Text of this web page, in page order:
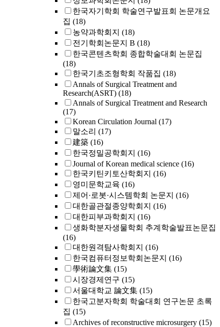
한국자기학회 학술연구발표회 논문개요
집 (18)
농약과학회지 (18)
전기학회논문지 B (18)
한국콘텐츠학회 종합학술대회 논문집
(18)
한국기초조형학회 작품집 (18)
Annals of Surgical Treatment and
Research(ASRT) (18)
Annals of Surgical Treatment and Research
(17)
Korean Circulation Journal (17)
말소리 (17)
建築 (16)
한국정밀공학회지 (16)
Journal of Korean medical science (16)
한국키틴키토산학회지 (16)
영미문학교육 (16)
제어·로봇·시스템학회 논문지 (16)
대한골관절종양학회지 (16)
대한피부과학회지 (16)
생화학분자생물학회 추계학술발표논문집
(16)
대한원격탐사학회지 (16)
한국컴퓨터정보학회논문지 (16)
學術論文集 (15)
시장경제연구 (15)
서울대학교 論文集 (15)
한국고분자학회 학술대회 연구논문 초록
집 (15)
Archives of reconstructive microsurgery (15)